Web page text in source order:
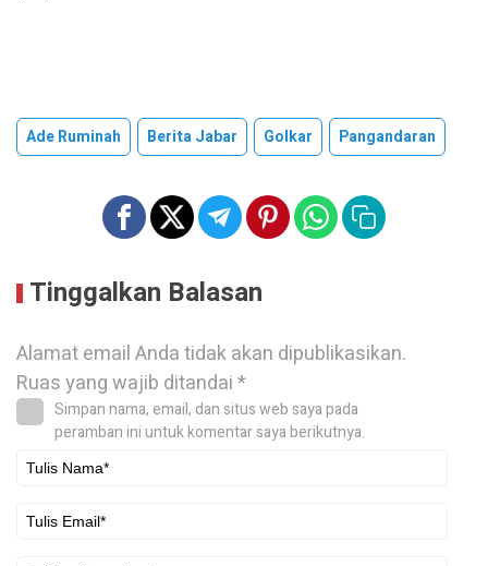
Ade Ruminah Berita Jabar Golkar Pangandaran
Tinggalkan Balasan
Alamat email Anda tidak akan dipublikasikan.
Ruas yang wajib ditandai*
Simpan nama, email, dan situs web saya pada
peramban ini untuk komentar saya berikutnya.